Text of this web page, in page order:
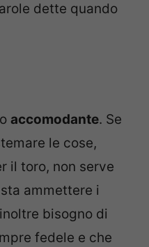
dette quando
accomodante. Se
le cose,
il toro, non serve
ammettere i
bisogno di
fedele e che